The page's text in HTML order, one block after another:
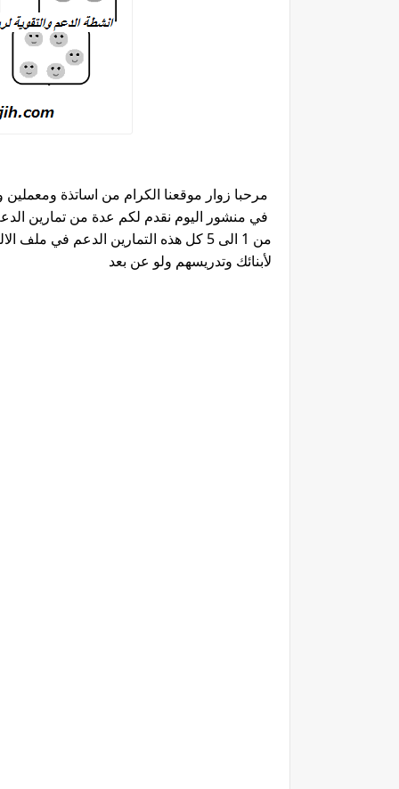
مرحبا زوار موقعنا الكرام من اساتذة ومعملين
في منشور اليوم نقدم لكم عدة من تمارين
من 1 الى 5 كل هذه التمارين الدعم في
لأبنائك وتدريسهم ولو عن بعد